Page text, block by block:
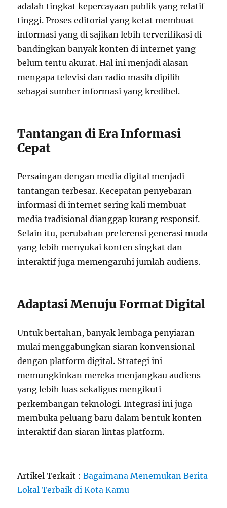
adalah tingkat kepercayaan publik yang relatif
tinggi. Proses editorial yang ketat membuat
informasi yang di sajikan lebih terverifikasi di
bandingkan banyak konten di internet yang
belum tentu akurat. Hal ini menjadi alasan
mengapa televisi dan radio masih dipilih
sebagai sumber informasi yang kredibel.
Tantangan di Era Informasi
Cepat
Persaingan dengan media digital menjadi
tantangan terbesar. Kecepatan penyebaran
informasi di internet sering kali membuat
media tradisional dianggap kurang responsif.
Selain itu, perubahan preferensi generasi muda
yang lebih menyukai konten singkat dan
interaktif juga memengaruhi jumlah audiens.
Adaptasi Menuju Format Digital
Untuk bertahan, banyak lembaga penyiaran
mulai menggabungkan siaran konvensional
dengan platform digital. Strategi ini
memungkinkan mereka menjangkau audiens
yang lebih luas sekaligus mengikuti
perkembangan teknologi. Integrasi ini juga
membuka peluang baru dalam bentuk konten
interaktif dan siaran lintas platform.
Artikel Terkait :Bagaimana Menemukan Berita
Lokal Terbaik di Kota Kamu